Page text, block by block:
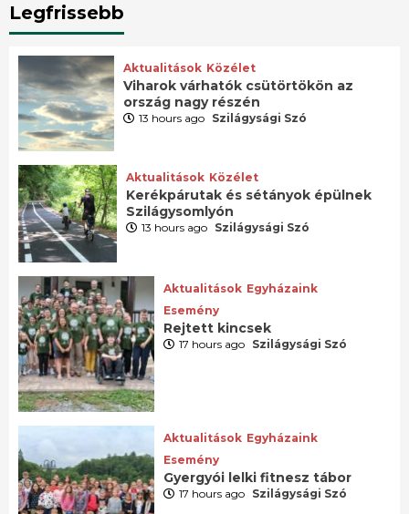
Legfrissebb
Aktualitások Közélet
Viharok várhatók csütörtökön az
ország nagy részén
13 hours ago Szilágysági Szó
Aktualitások Közélet
Kerékpárutak és sétányok épülnek
Szilágysomlyón
13 hours ago Szilágysági Szó
Aktualitások Egyházaink
Esemény
Rejtett kincsek
17 hours ago Szilágysági Szó
Aktualitások Egyházaink
Esemény
Gyergyói lelki fitnesz tábor
17 hours ago Szilágysági Szó